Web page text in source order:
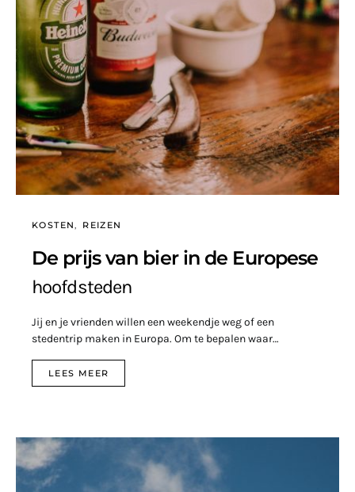
KOSTEN REIZEN
De prijs van bier in de Europese
hoofdsteden
Jij en je vrienden willen een weekendje weg of een
stedentrip maken in Europa. Om te bepalen waar…
LEES MEER